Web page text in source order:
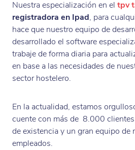
Nuestra especialización en el tpv
registradora en Ipad, para
hace que nuestro equipo de
desarrollado el software
trabaje de forma diaria para
en base a las necesidades de
sector hostelero.
En la actualidad, estamos
cuente con más de 8.000
de existencia y un gran equipo de
empleados.